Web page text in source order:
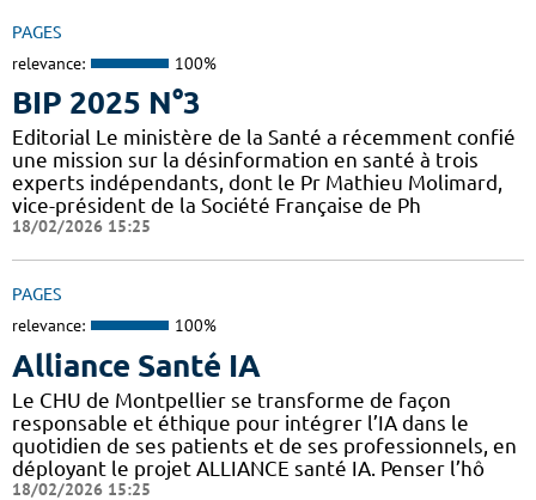
PAGES
relevance: 100%
BIP 2025 N°3
Editorial Le ministère de la Santé a récemment confié
une mission sur la désinformation en santé à trois
experts indépendants, dont le Pr Mathieu Molimard,
vice-président de la Société Française de Ph
18/02/2026 15:25
PAGES
relevance: 100%
Alliance Santé IA
Le CHU de Montpellier se transforme de façon
responsable et éthique pour intégrer l’IA dans le
quotidien de ses patients et de ses professionnels, en
déployant le projet ALLIANCE santé IA. Penser l’hô
18/02/2026 15:25